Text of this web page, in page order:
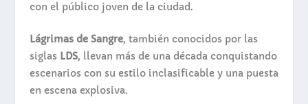
con el público joven de la ciudad.
Lágrimas de Sangre, también conocidos por las
siglas LDS, llevan más de una década conquistando
escenarios con su estilo inclasificable y una puesta
en escena explosiva.